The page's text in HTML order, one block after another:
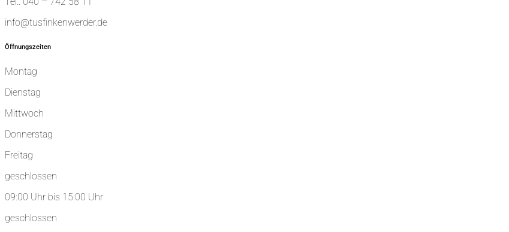
info@tusfinkenwerder.de
Öffnungszeiten
Montag
Dienstag
Mittwoch
Donnerstag
Freitag
geschlossen
09:00 Uhr bis 15:00 Uhr
geschlossen